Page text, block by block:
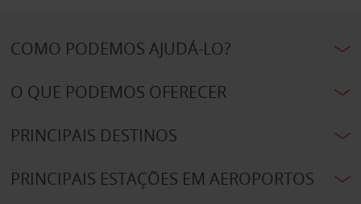
COMO PODEMOS AJUDÁ-LO?
O QUE PODEMOS OFERECER
PRINCIPAIS DESTINOS
PRINCIPAIS ESTAÇÕES EM AEROPORTOS